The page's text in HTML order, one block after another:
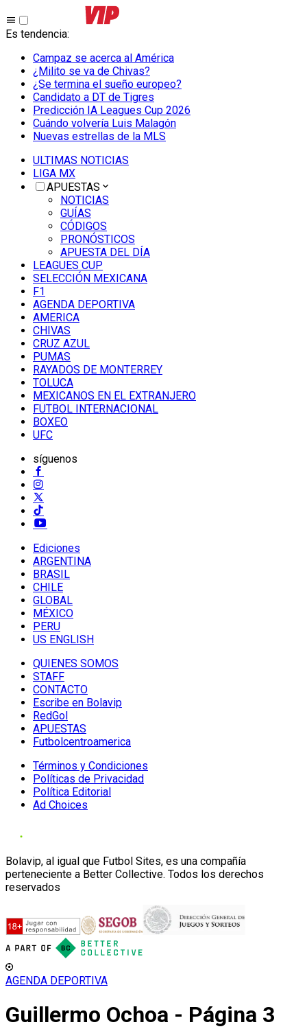
Es tendencia:
Campaz se acerca al América
¿Milito se va de Chivas?
¿Se termina el sueño europeo?
Candidato a DT de Tigres
Predicción IA Leagues Cup 2026
Cuándo volvería Luis Malagón
Nuevas estrellas de la MLS
ULTIMAS NOTICIAS
LIGA MX
APUESTAS
NOTICIAS
GUÍAS
CÓDIGOS
PRONÓSTICOS
APUESTA DEL DÍA
LEAGUES CUP
SELECCIÓN MEXICANA
F1
AGENDA DEPORTIVA
AMERICA
CHIVAS
CRUZ AZUL
PUMAS
RAYADOS DE MONTERREY
TOLUCA
MEXICANOS EN EL EXTRANJERO
FUTBOL INTERNACIONAL
BOXEO
UFC
síguenos
Ediciones
ARGENTINA
BRASIL
CHILE
GLOBAL
MÉXICO
PERU
US ENGLISH
QUIENES SOMOS
STAFF
CONTACTO
Escribe en Bolavip
RedGol
APUESTAS
Futbolcentroamerica
Términos y Condiciones
Políticas de Privacidad
Política Editorial
Ad Choices
Bolavip, al igual que Futbol Sites, es una compañía
perteneciente a Better Collective. Todos los derechos
reservados
AGENDA DEPORTIVA
Guillermo Ochoa - Página 3